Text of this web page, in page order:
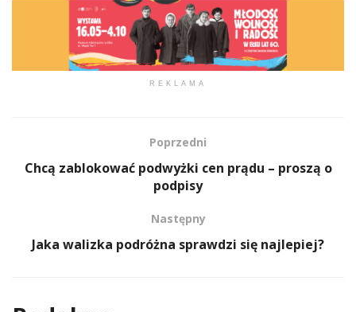
REKLAMA
Poprzedni
Chcą zablokować podwyżki cen prądu – proszą o
podpisy
Następny
Jaka walizka podróżna sprawdzi się najlepiej?